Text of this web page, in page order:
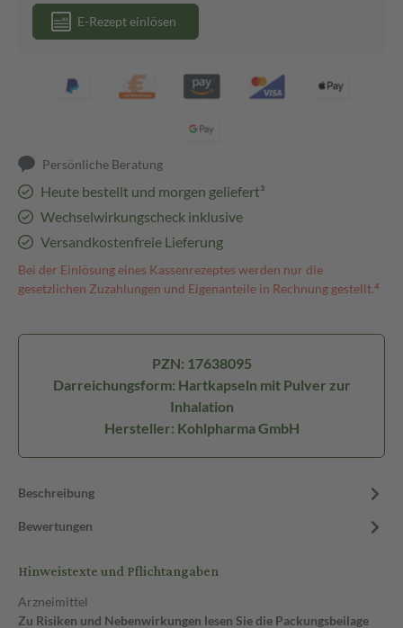
E-Rezept einlösen
Persönliche Beratung
Heute bestellt und morgen geliefert³
Wechselwirkungscheck inklusive
Versandkostenfreie Lieferung
Bei der Einlösung eines Kassenrezeptes werden nur die
gesetzlichen Zuzahlungen und Eigenanteile in Rechnung gestellt.⁴
PZN: 17638095
Darreichungsform: Hartkapseln mit Pulver zur
Inhalation
Hersteller: Kohlpharma GmbH
Beschreibung
Bewertungen
Hinweistexte und Pflichtangaben
Arzneimittel
Zu Risiken und Nebenwirkungen lesen Sie die Packungsbeilage